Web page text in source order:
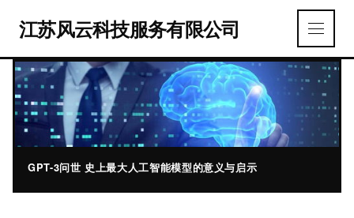
江苏风云科技服务有限公司
GPT-3问世 史上最大人工智能模型的意义与启示